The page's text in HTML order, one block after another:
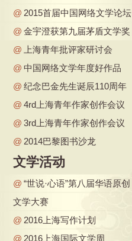
@ 2015首届中国网络文学论坛
@ 金宇澄获第九届茅盾文学奖
@
上海青年批评家研讨会
@ 中国网络文学年度好作品
@ 纪念巴金先生诞辰110周年
@ 4rd上海青年作家创作会议
@ 3rd上海青年作家创作会议
@ 2014巴黎图书沙龙
文学活动
@ “世说·心语”第八届华语原创
文学大赛
@ 2016上海写作计划
@ 2016上海国际文学周